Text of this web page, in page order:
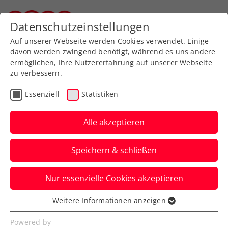
Zurück zur Newsübersicht
Kids & Jugend
Auf zum nächsten Level:
Schwärzler will Spuren
im Herrentennis
hinterlassen
Alle Augen und Mikrofone waren bei den
Erste Bank Open in Wien auf den ÖTV-
Jungstar gerichtet.
Datenschutzeinstellungen
Auf unserer Webseite werden Cookies verwendet. Einige
davon werden zwingend benötigt, während es uns andere
ermöglichen, Ihre Nutzererfahrung auf unserer Webseite
zu verbessern.
Essenziell Statistiken
Alle akzeptieren
Speichern & schließen
Nur essenzielle Cookies akzeptieren
Essenziell
Essenzielle Cookies werden für grundlegende
Weitere Informationen anzeigen
Powered by